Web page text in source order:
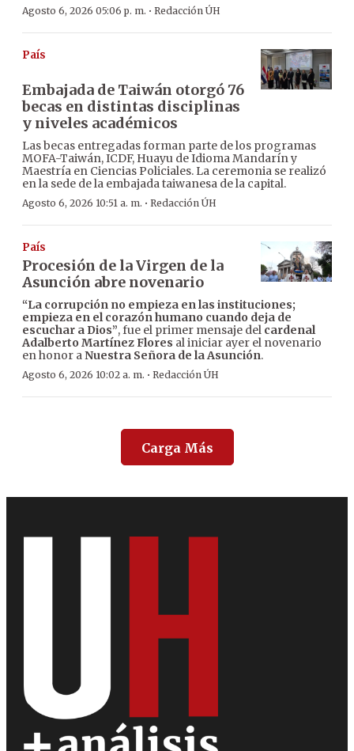
Agosto 6, 2026 05:06 p. m. · Redacción ÚH
País
Embajada de Taiwán otorgó 76
becas en distintas disciplinas
y niveles académicos
Las becas entregadas forman parte de los programas
MOFA-Taiwán, ICDF, Huayu de Idioma Mandarín y
Maestría en Ciencias Policiales. La ceremonia se realizó
en la sede de la embajada taiwanesa de la capital.
Agosto 6, 2026 10:51 a. m. · Redacción ÚH
País
Procesión de la Virgen de la
Asunción abre novenario
“La corrupción no empieza en las instituciones;
empieza en el corazón humano cuando deja de
escuchar a Dios”, fue el primer mensaje del cardenal
Adalberto Martínez Flores al iniciar ayer el novenario
en honor aNuestra Señora de la Asunción.
Agosto 6, 2026 10:02 a. m. · Redacción ÚH
Carga Más